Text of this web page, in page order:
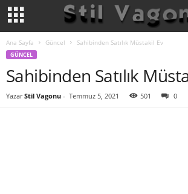
Ana Sayfa Güncel Sahibinden Satılık Müstakil Ev
GÜNCEL
Sahibinden Satılık
Yazar Stil Vagonu - Temmuz 5, 2021 501 0